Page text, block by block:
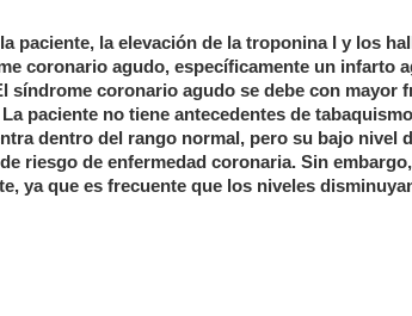
paciente, la elevación de la troponina I y los
coronario agudo, específicamente un infarto
síndrome coronario agudo se debe con mayor
paciente no tiene antecedentes de
dentro del rango normal, pero su bajo nivel
riesgo de enfermedad coronaria. Sin
ya que es frecuente que los niveles